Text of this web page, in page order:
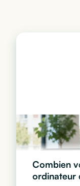
Combien
ordinateur